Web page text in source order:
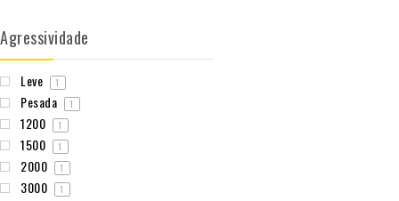
Agressividade
Leve 1
Pesada 1
1200 1
1500 1
2000 1
3000 1